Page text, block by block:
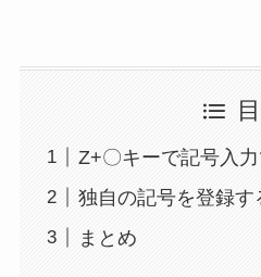
Z+〇キーで記号入
独自の記号を登録す
まとめ